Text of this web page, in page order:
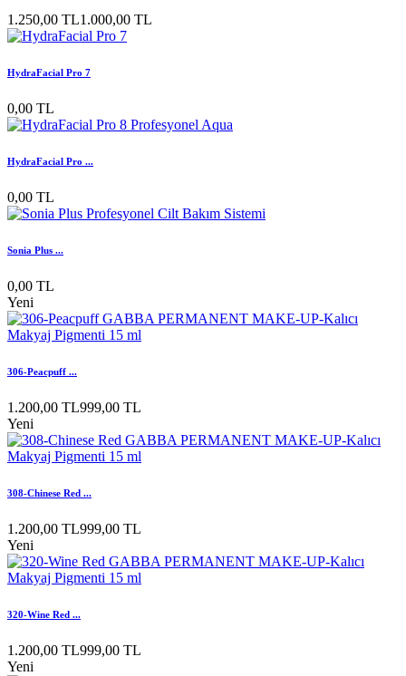
1.250,00 TL1.000,00 TL
HydraFacial Pro 7
0,00 TL
HydraFacial Pro ...
0,00 TL
Sonia Plus ...
0,00 TL
Yeni
306-Peacpuff ...
1.200,00 TL999,00 TL
Yeni
308-Chinese Red ...
1.200,00 TL999,00 TL
Yeni
320-Wine Red ...
1.200,00 TL999,00 TL
Yeni